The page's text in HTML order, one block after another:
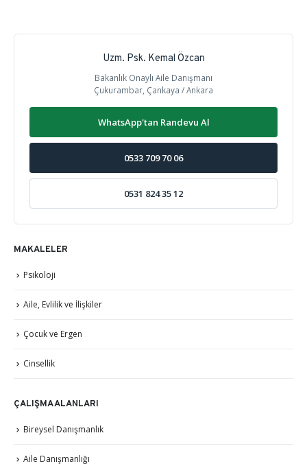
Uzm. Psk. Kemal Özcan
Bakanlık Onaylı Aile Danışmanı
Çukurambar, Çankaya / Ankara
WhatsApp'tan Randevu Al
0533 709 70 06
0531 824 35 12
MAKALELER
Psikoloji
Aile, Evlilik ve İlişkiler
Çocuk ve Ergen
Cinsellik
ÇALIŞMA ALANLARI
Bireysel Danışmanlık
Aile Danışmanlığı